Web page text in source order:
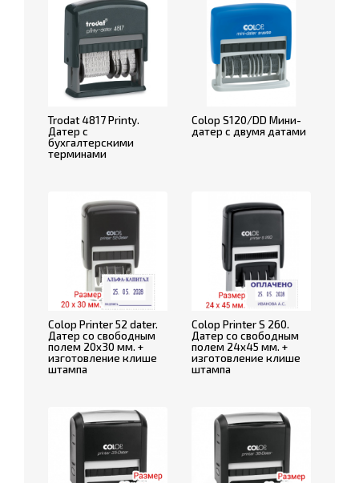
Trodat 4817 Printy.
Датер с
бухгалтерскими
терминами
Colop S120/DD Мини-
датер с двумя датами
Colop Printer 52 dater.
Датер со свободным
полем 20х30 мм. +
изготовление клише
штампа
Colop Printer S 260.
Датер со свободным
полем 24х45 мм. +
изготовление клише
штампа